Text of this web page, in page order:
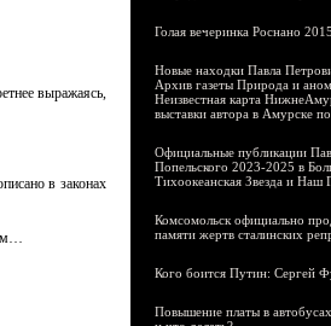
выражаясь,
в законах
Голая вечеринка Роснано
Новые находки Павла
Архив газеты Природа и
Неизвестная карта
выставки автора в Амурске
Официальные публикации
Попельского 2023-2025 в
Тихоокеанская Звезда и Наш
Комсомольск официально
памяти жертв сталинских
Кого боится Путин: Сергей
Повышение платы в автобусах